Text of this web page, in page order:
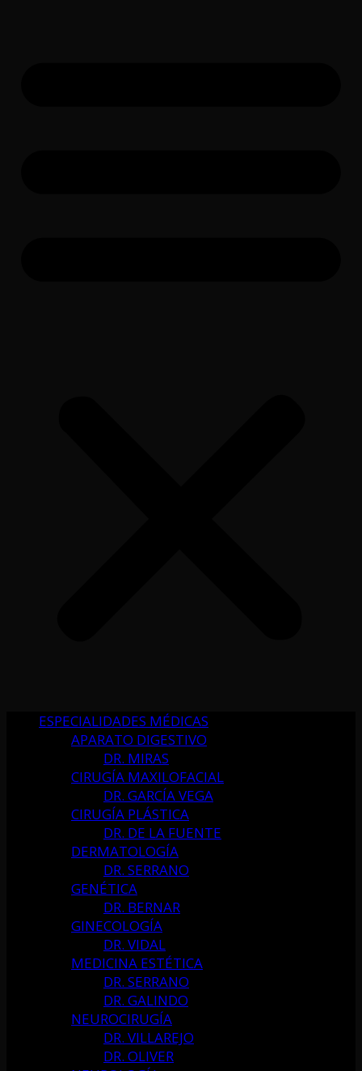
ESPECIALIDADES MÉDICAS
APARATO DIGESTIVO
DR. MIRAS
CIRUGÍA MAXILOFACIAL
DR. GARCÍA VEGA
CIRUGÍA PLÁSTICA
DR. DE LA FUENTE
DERMATOLOGÍA
DR. SERRANO
GENÉTICA
DR. BERNAR
GINECOLOGÍA
DR. VIDAL
MEDICINA ESTÉTICA
DR. SERRANO
DR. GALINDO
NEUROCIRUGÍA
DR. VILLAREJO
DR. OLIVER